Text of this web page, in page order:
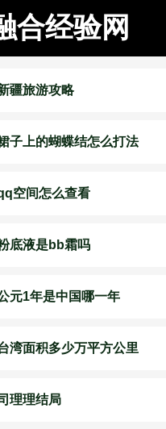
合经验网
疆旅游攻略
子上的蝴蝶结怎么打法
空间怎么查看
底液是bb霜吗
元1年是中国哪一年
湾面积多少万平方公里
理理结局